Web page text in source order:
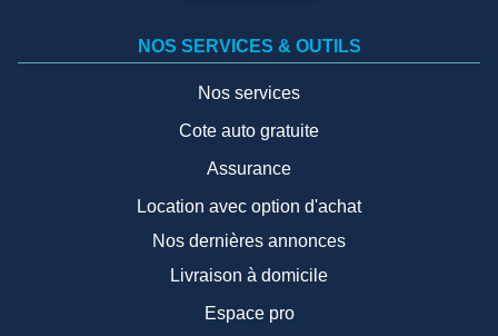
NOS SERVICES & OUTILS
Nos services
Cote auto gratuite
Assurance
Location avec option d'achat
Nos dernières annonces
Livraison à domicile
Espace pro